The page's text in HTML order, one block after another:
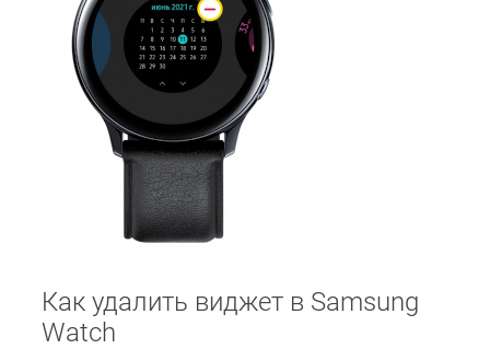
Как удалить виджет в Samsung
Watch